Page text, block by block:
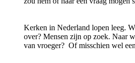
Kerken in Nederland lopen leeg.
over? Mensen zijn op zoek. Naar
van vroeger? Of misschien wel